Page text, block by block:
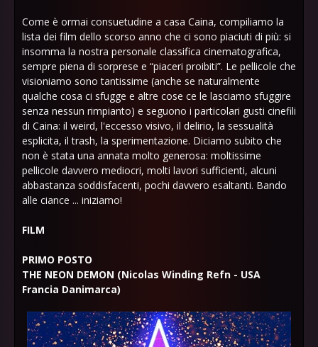
Come è ormai consuetudine a casa Caina, compiliamo la
lista dei film dello scorso anno che ci sono piaciuti di più: si
insomma la nostra personale classifica cinematografica,
sempre piena di sorprese e “piaceri proibiti”. Le pellicole che
visioniamo sono tantissime (anche se naturalmente
qualche cosa ci sfugge e altre cose ce le lasciamo sfuggire
senza nessun rimpianto) e seguono i particolari gusti cinefili
di Caina: il weird, l'eccesso visivo, il delirio, la sessualità
esplicita, il trash, la sperimentazione. Diciamo subito che
non è stata una annata molto generosa: moltissime
pellicole davvero mediocri, molti lavori sufficienti, alcuni
abbastanza soddisfacenti, pochi davvero esaltanti. Bando
alle ciance ... iniziamo!
FILM
PRIMO POSTO
THE NEON DEMON (Nicolas Winding Refn - USA
Francia Danimarca)